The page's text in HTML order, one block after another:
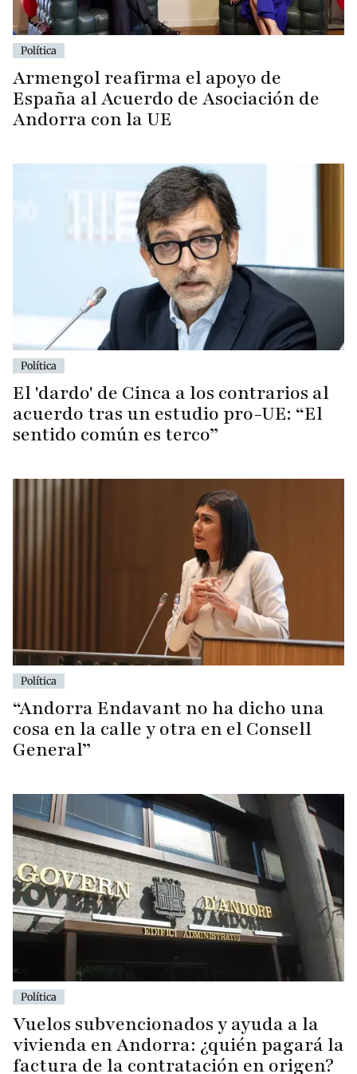
Política
Armengol reafirma el apoyo de
España al Acuerdo de Asociación de
Andorra con la UE
Política
El 'dardo' de Cinca a los contrarios al
acuerdo tras un estudio pro-UE: “El
sentido común es terco”
Política
“Andorra Endavant no ha dicho una
cosa en la calle y otra en el Consell
General”
Política
Vuelos subvencionados y ayuda a la
vivienda en Andorra: ¿quién pagará la
factura de la contratación en origen?